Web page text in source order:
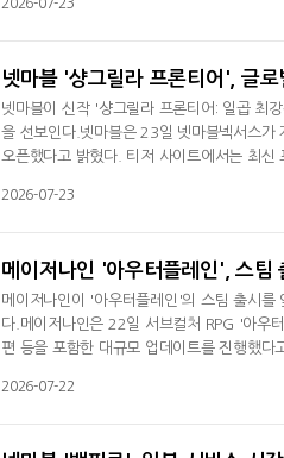
3'를 운영한다. 패스를 활성화하면
2026-07-23
넷마블 '샹그릴라 프론티어', 글
넷마블이 신작 '샹그릴라 프론티어: 일곱 최
을 선보인다.넷마블은 23일 넷마블넥서스가
오픈했다고 밝혔다. 티저 사이트에서는 최
화를 소개하고 있다. 최근 공개된 2화에서는
2026-07-23
메이저나인 '아우터플레인', 스
메이저나인이 '아우터플레인'의 스팀 출시를
다.메이저나인은 22일 서브컬처 RPG '아우
편 등을 포함한 대규모 업데이트를 진행했
선보였다. 이세계 '메르샤'로 소환된 주인공
2026-07-22